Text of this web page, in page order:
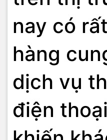
nay có
hàng
dịch vụ
điện